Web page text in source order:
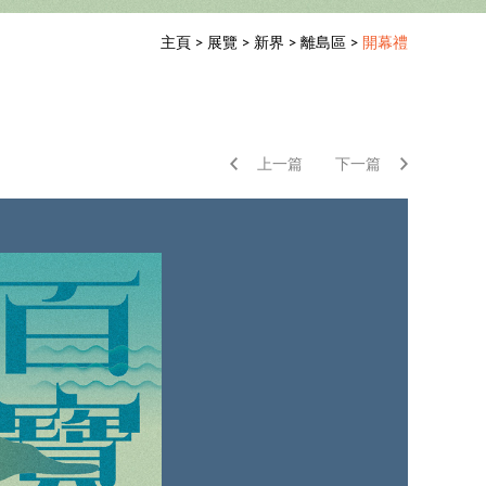
主頁 > 展覽 > 新界 > 離島區 > 開幕禮
下一篇
上一篇